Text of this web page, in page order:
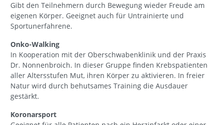
Gibt den Teilnehmern durch Bewegung wieder Freude am
eigenen Körper. Geeignet auch für Untrainierte und
Sportunerfahrene.
Onko-Walking
In Kooperation mit der Oberschwabenklinik und der Praxis
Dr. Nonnenbroich. In dieser Gruppe finden Krebspatienten
aller Altersstufen Mut, ihren Körper zu aktivieren. In freier
Natur wird durch behutsames Training die Ausdauer
gestärkt.
Koronarsport